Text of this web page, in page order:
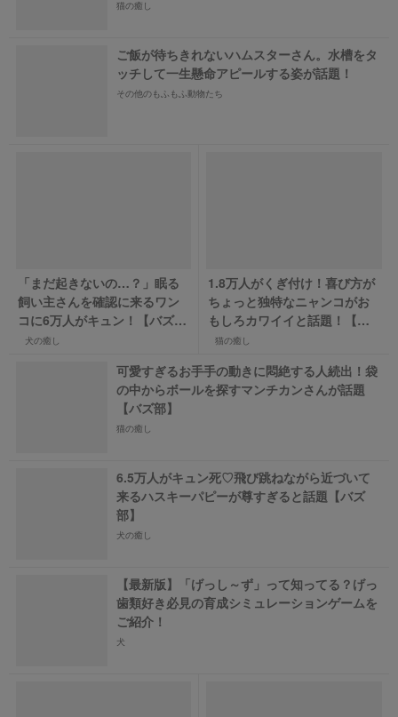
猫の癒し
ご飯が待ちきれないハムスターさん。水槽をタ
ッチして一生懸命アピールする姿が話題！
その他のもふもふ動物たち
「まだ起きないの…？」眠る
飼い主さんを確認に来るワン
コに6万人がキュン！【バズ
部】
犬の癒し
1.8万人がくぎ付け！喜び方が
ちょっと独特なニャンコがお
もしろカワイイと話題！【バ
ズ部】
猫の癒し
可愛すぎるお手手の動きに悶絶する人続出！袋
の中からボールを探すマンチカンさんが話題
【バズ部】
猫の癒し
6.5万人がキュン死♡飛び跳ねながら近づいて
来るハスキーパピーが尊すぎると話題【バズ
部】
犬の癒し
【最新版】「げっし～ず」って知ってる？げっ
歯類好き必見の育成シミュレーションゲームを
ご紹介！
犬